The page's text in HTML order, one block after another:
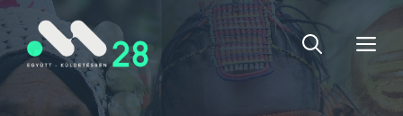
Kilépés
a
tartalomba